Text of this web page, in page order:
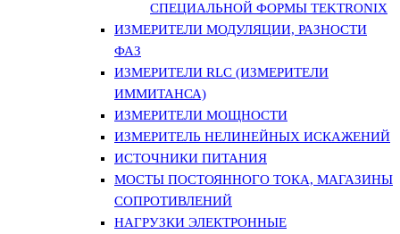
СПЕЦИАЛЬНОЙ ФОРМЫ TEKTRONIX
ИЗМЕРИТЕЛИ МОДУЛЯЦИИ, РАЗНОСТИ
ФАЗ
ИЗМЕРИТЕЛИ RLC (ИЗМЕРИТЕЛИ
ИММИТАНСА)
ИЗМЕРИТЕЛИ МОЩНОСТИ
ИЗМЕРИТЕЛЬ НЕЛИНЕЙНЫХ ИСКАЖЕНИЙ
ИСТОЧНИКИ ПИТАНИЯ
МОСТЫ ПОСТОЯННОГО ТОКА, МАГАЗИНЫ
СОПРОТИВЛЕНИЙ
НАГРУЗКИ ЭЛЕКТРОННЫЕ